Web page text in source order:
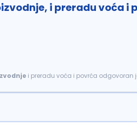
i preradu voća i
i preradu voća i povrća odgovoran